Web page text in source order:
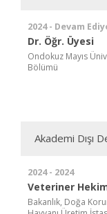
2024 - Devam
Dr. Öğr. Üyesi
Ondokuz Mayıs
Bölümü
Akademi Dışı
2024 - 2024
Veteriner
Bakanlık, Doğa